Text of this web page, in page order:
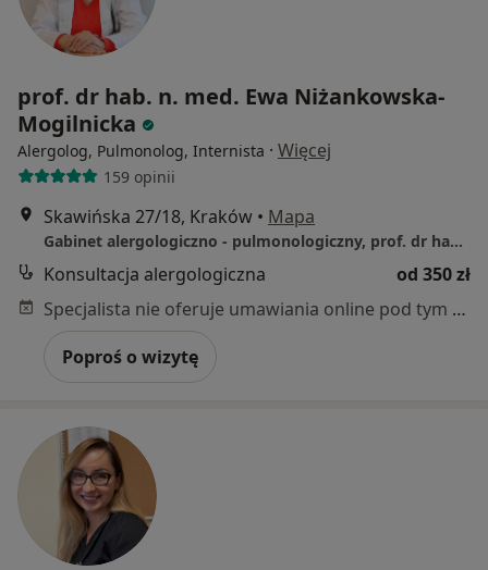
prof. dr hab. n. med. Ewa Niżankowska-
Mogilnicka
Alergolog, Pulmonolog, Internista · Więcej
159 opinii
Skawińska 27/18, Kraków • Mapa
Gabinet alergologiczno - pulmonologiczny, prof. dr hab. nauk med. Ewa Niżankowska-Mogilnicka
Konsultacja alergologiczna
od 350 zł
Specjalista nie oferuje umawiania online pod tym adresem.
Poproś o wizytę